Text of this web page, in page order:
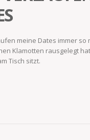
meine Dates immer so
Klamotten rausgelegt
Tisch sitzt.